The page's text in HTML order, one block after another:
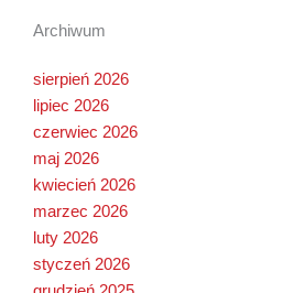
Archiwum
sierpień 2026
lipiec 2026
czerwiec 2026
maj 2026
kwiecień 2026
marzec 2026
luty 2026
styczeń 2026